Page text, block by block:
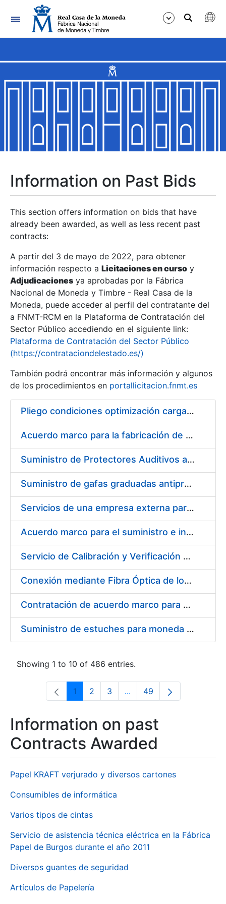
Navigation
Show/Hide
Show/Hide
Show/Hide
Show/Hide
Show/Hide
Show/Hide
Information on Past Bids
This section offers information on bids that have
already been awarded, as well as less recent past
contracts:
A partir del 3 de mayo de 2022, para obtener
información respecto a Licitaciones en curso y
Adjudicaciones ya aprobadas por la Fábrica
Nacional de Moneda y Timbre - Real Casa de la
Moneda, puede acceder al perfil del contratante del
a FNMT-RCM en la Plataforma de Contratación del
Sector Público accediendo en el siguiente link:
Plataforma de Contratación del Sector Público
(https://contrataciondelestado.es/)
También podrá encontrar más información y algunos
de los procedimientos en portallicitacion.fnmt.es
Pliego condiciones optimización cargas compras firmado
Acuerdo marco para la fabricación de piezas
Suministro de Protectores Auditivos a medida para las personas trabajadoras de los Centros de Trabajo de Madrid y Burgos
Suministro de gafas graduadas antiproyecciones para los trabajadores de la FNMT-RCM en los centros de trabajo de Madrid y Burgos
Servicios de una empresa externa para el asesoramiento y resolución de los recursos de alzada que se presentan relacionados con procesos de selección para la FNMT-RCM
Acuerdo marco para el suministro e instalación de persianas, estores y otros complementos
Servicio de Calibración y Verificación Externa de los Equipos de Medición del Servicio de Prevención de la FNMT-RCM
Conexión mediante Fibra Óptica de los Centros de Proceso de Datos (CPDs) de las sedes de la FNMT-RCM de Burgos y Madrid
Contratación de acuerdo marco para el Suministro de Material de Electricidad para la Fábrica Nacional de Moneda y Timbre-Real Casa de la Moneda en su centro de trabajo de Burgos
Suministro de estuches para moneda de 30 €
Showing 1 to 10 of 486 entries.
Page
1 Page
2 Page
3 ...Intermediate Pages Use
Page
49
Information on past
Contracts Awarded
Papel KRAFT verjurado y diversos cartones
Consumibles de informática
Varios tipos de cintas
Servicio de asistencia técnica eléctrica en la Fábrica
Papel de Burgos durante el año 2011
Diversos guantes de seguridad
Artículos de Papelería